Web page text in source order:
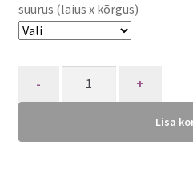
suurus (laius x kõrgus)
Lisa